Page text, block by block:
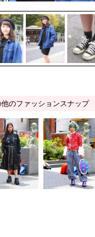
他のファッションスナップ